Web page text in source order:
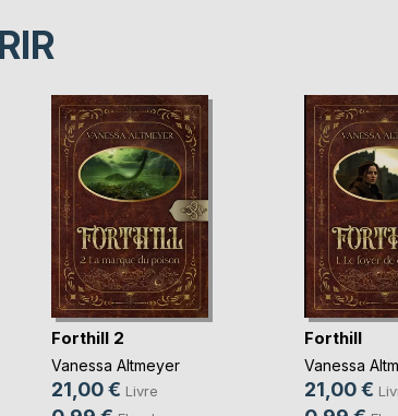
Forthill 2
Vanessa Altmeyer
21,00 € Livre
Forthill
Vanessa
21,00 €